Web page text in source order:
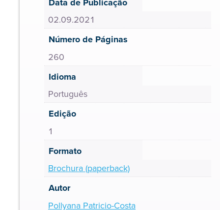
02.09.2021
Número de Páginas
260
Idioma
Português
Edição
1
Formato
Brochura (paperback)
Autor
Pollyana Patricio-Costa